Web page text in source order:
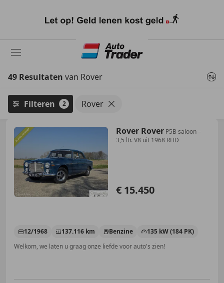
naar
49 Resultaten van Rover
Filteren 2 Rover
Rover Rover P5B saloon –
3,5 ltr. V8 uit 1968 RHD
€ 15.450
12/1968 137.116 km Benzine
135 kW (184 PK)
Welkom, we laten u graag onze liefde voor auto's zien!